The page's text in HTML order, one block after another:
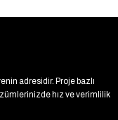
adresidir. Proje bazlı
hız ve verimlilik